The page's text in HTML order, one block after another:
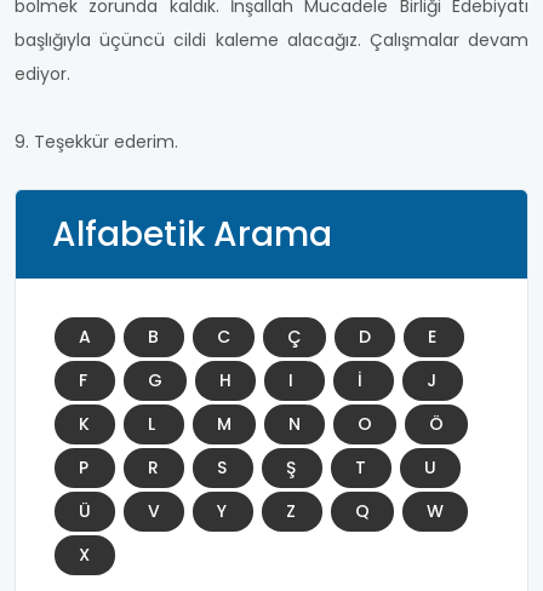
bölmek zorunda kaldık. İnşallah Mücadele Birliği Edebiyatı
başlığıyla üçüncü cildi kaleme alacağız. Çalışmalar devam
ediyor.
9. Teşekkür ederim.
Alfabetik Arama
A B C Ç D
E
F
G H I İ
J
K
L M N O
Ö
P
R S Ş T
U
Ü
V Y Z Q
W
X